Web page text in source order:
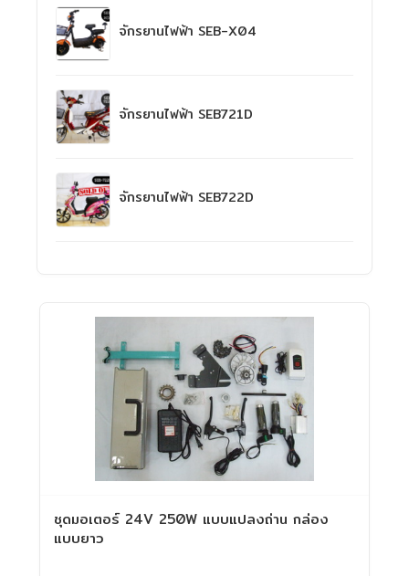
จักรยานไฟฟ้า SEB-X04
จักรยานไฟฟ้า SEB721D
จักรยานไฟฟ้า SEB722D
ชุดมอเตอร์ 24V 250W แบบแปลงถ่าน กล่อง
แบบยาว